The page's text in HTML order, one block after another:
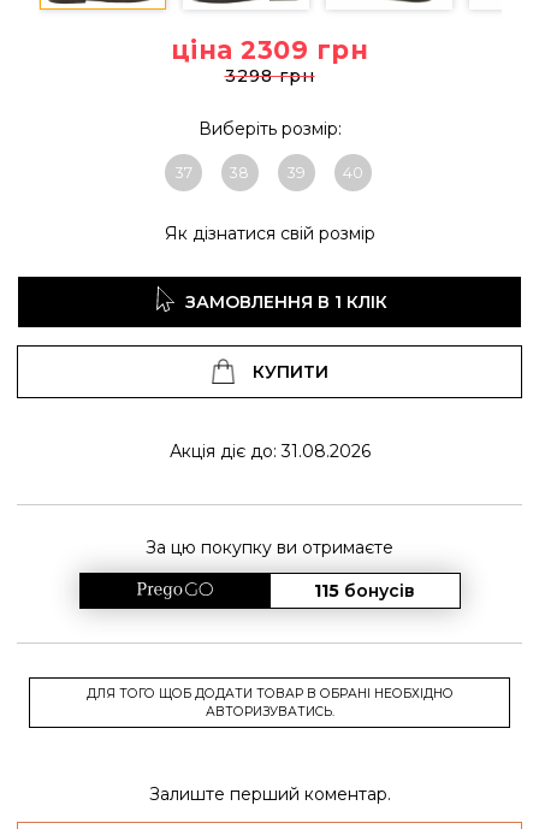
ціна 2309 грн
3298 грн
Виберіть розмір:
37 38 39 40
Як дізнатися свій розмір
ЗАМОВЛЕННЯ В 1 КЛІК
КУПИТИ
Акція діє до: 31.08.2026
За цю покупку ви отримаєте
115 бонусів
ДЛЯ ТОГО ЩОБ ДОДАТИ ТОВАР В ОБРАНІ НЕОБХІДНО
АВТОРИЗУВАТИСЬ.
Залиште перший коментар.